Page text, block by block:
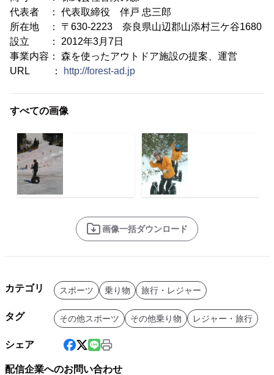
代表者 ： 代表取締役 伴戸 忠三郎
所在地 ： 〒630-2223 奈良県山辺郡山添村三ケ谷1680
設立 ： 2012年3月7日
事業内容： 森を使ったアウトドア施設の提案、運営
URL ：
http://forest-ad.jp
すべての画像
画像一括ダウンロード
カテゴリ スポーツ 乗り物 旅行・レジャー
タグ その他スポーツ その他乗り物 レジャー・旅行
シェア
配信企業へのお問い合わせ